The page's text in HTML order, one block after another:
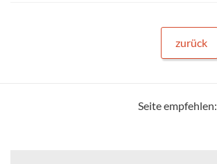
zurück
Seite empfehlen: